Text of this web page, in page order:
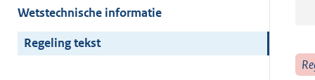
Wetstechnische informatie
Regeling tekst